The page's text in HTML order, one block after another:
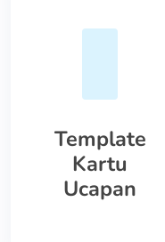
Template
Kartu
Ucapan